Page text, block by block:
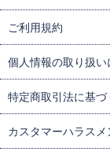
ご利用規約
個人情報の取り扱い
特定商取引法に基づ
カスタマーハラス